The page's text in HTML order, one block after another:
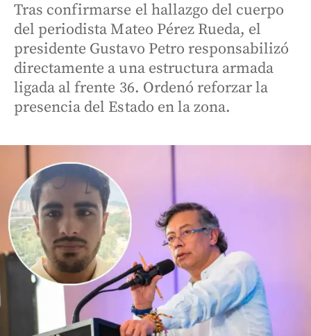
Tras confirmarse el hallazgo del cuerpo
del periodista Mateo Pérez Rueda, el
presidente Gustavo Petro responsabilizó
directamente a una estructura armada
ligada al frente 36. Ordenó reforzar la
presencia del Estado en la zona.